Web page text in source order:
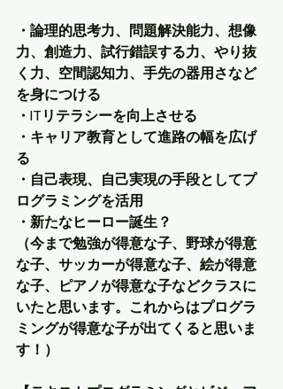
・論理的思考力、問題解決能力、想像
力、創造力、試行錯誤する力、やり抜
く力、空間認知力、手先の器用さなど
を身につける
・ITリテラシーを向上させる
・キャリア教育として進路の幅を広げ
る
・自己表現、自己実現の手段としてプ
ログラミングを活用
・新たなヒーロー誕生？
（今まで勉強が得意な子、野球が得意
な子、サッカーが得意な子、絵が得意
な子、ピアノが得意な子などクラスに
いたと思います。これからはプログラ
ミングが得意な子が出てくると思いま
す！）